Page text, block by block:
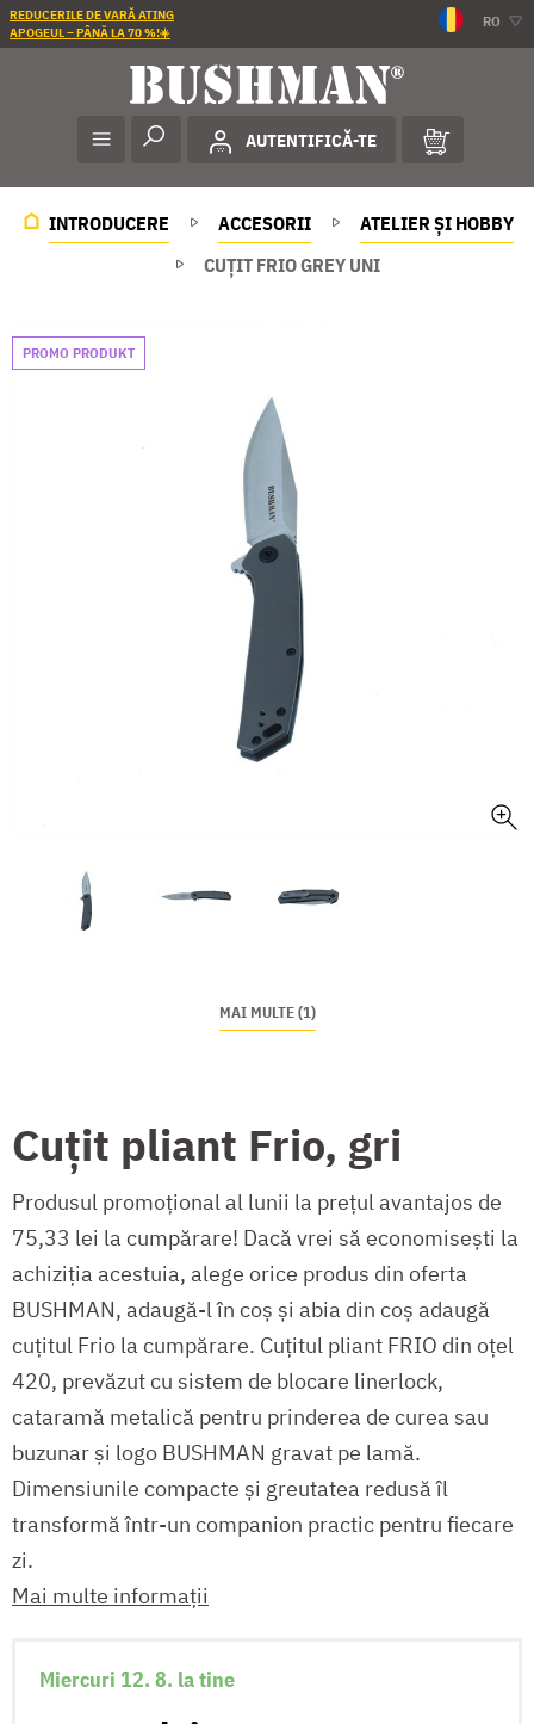
REDUCERILE DE VARĂ ATING
APOGEUL – PÂNĂ LA 70 %!☀️
RO
AUTENTIFICĂ-TE
INTRODUCERE ACCESORII
ATELIER ȘI HOBBY
CUŢIT FRIO GREY UNI
PROMO PRODUKT
MAI MULTE (1)
Cuțit pliant Frio, gri
Produsul promoțional al lunii la prețul avantajos de
75,33 lei la cumpărare! Dacă vrei să economisești la
achiziția acestuia, alege orice produs din oferta
BUSHMAN, adaugă-l în coș și abia din coș adaugă
cuțitul Frio la cumpărare. Cuțitul pliant FRIO din oțel
420, prevăzut cu sistem de blocare linerlock,
cataramă metalică pentru prinderea de curea sau
buzunar și logo BUSHMAN gravat pe lamă.
Dimensiunile compacte și greutatea redusă îl
transformă într-un companion practic pentru fiecare
zi.
Mai multe informații
Miercuri 12. 8. la tine